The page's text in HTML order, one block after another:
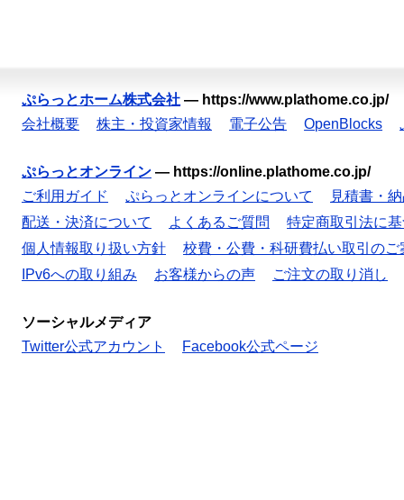
ぷらっとホーム株式会社 — https://www.plathome.co.jp/
会社概要
株主・投資家情報 電子公告 OpenBlocks
ぷらっとオンライン — https://online.plathome.co.jp/
ご利用ガイド
ぷらっとオンラインについて
見積書・
配送・決済について
よくあるご質問
特定商取引法に
個人情報取り扱い方針
校費・公費・科研費払い取引のご
IPv6への取り組み
お客様からの声 ご注文の取り消し
ソーシャルメディア
Twitter公式アカウント
Facebook公式ページ